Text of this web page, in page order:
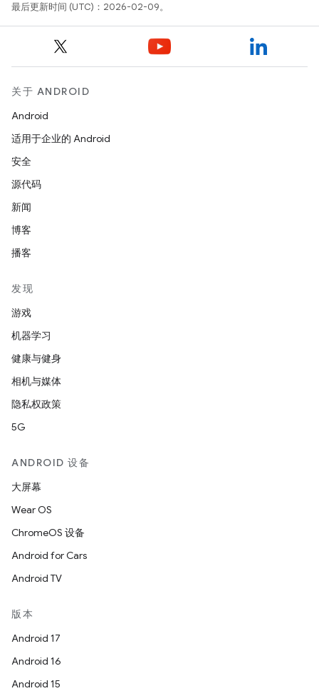
最后更新时间 (UTC)：2026-02-09。
关于 ANDROID
Android
适用于企业的 Android
安全
源代码
新闻
博客
播客
发现
游戏
机器学习
健康与健身
相机与媒体
隐私权政策
5G
ANDROID 设备
大屏幕
Wear OS
ChromeOS 设备
Android for Cars
Android TV
版本
Android 17
Android 16
Android 15